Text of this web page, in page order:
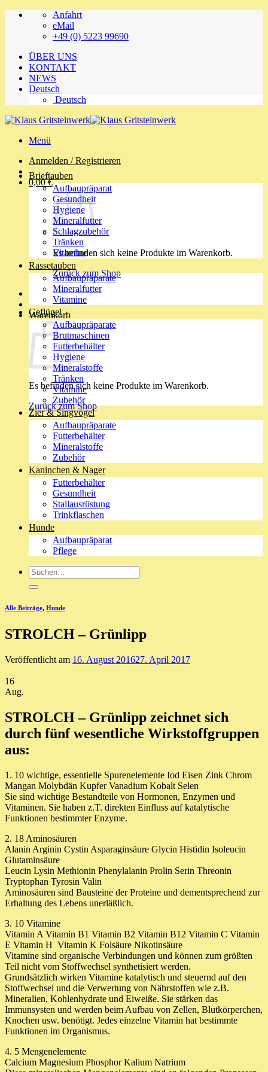
Zum
Anfahrt
eMail
+49 (0) 5223 99690
ÜBER UNS
KONTAKT
NEWS
Deutsch
Deutsch
Menü
Anmelden / Registrieren
0,00€
Es befinden sich keine Produkte im Warenkorb.
Zurück zum Shop
Warenkorb
Es befinden sich keine Produkte im Warenkorb.
Zurück zum Shop
Brieftauben
Aufbaupräparat
Gesundheit
Hygiene
Mineralfutter
Schlagzubehör
Tränken
Vitamine
Rassetauben
Aufbaupräparate
Mineralfutter
Vitamine
Geflügel
Aufbaupräparate
Brutmaschinen
Futterbehälter
Hygiene
Mineralstoffe
Tränken
Vitamine
Zubehör
Zier & Singvögel
Aufbaupräparate
Futterbehälter
Mineralstoffe
Zubehör
Kaninchen & Nager
Futterbehälter
Gesundheit
Stallausrüstung
Trinkflaschen
Hunde
Aufbaupräparat
Pflege
Suche
nach:
Alle Beiträge, Hunde
STROLCH – Grünlipp
Veröffentlicht am 16. August 201627. April 2017
16
Aug.
STROLCH – Grünlipp zeichnet sich
durch fünf wesentliche Wirkstoffgruppen
aus:
1. 10 wichtige, essentielle Spurenelemente Iod Eisen Zink Chrom
Mangan Molybdän Kupfer Vanadium Kobalt Selen
Sie sind wichtige Bestandteile von Hormonen, Enzymen und
Vitaminen. Sie haben z.T. direkten Einfluss auf katalytische
Funktionen bestimmter Enzyme.
2. 18 Aminosäuren
Alanin Arginin Cystin Asparaginsäure Glycin Histidin Isoleucin
Glutaminsäure
Leucin Lysin Methionin Phenylalanin Prolin Serin Threonin
Tryptophan Tyrosin Valin
Aminosäuren sind Bausteine der Proteine und dementsprechend zur
Erhaltung des Lebens unerläßlich.
3. 10 Vitamine
Vitamin A Vitamin B1 Vitamin B2 Vitamin B12 Vitamin C Vitamin
E Vitamin H Vitamin K Folsäure Nikotinsäure
Vitamine sind organische Verbindungen und können zum größten
Teil nicht vom Stoffwechsel synthetisiert werden.
Grundsätzlich wirken Vitamine katalytisch und steuernd auf den
Stoffwechsel und die Verwertung von Nährstoffen wie z.B.
Mineralien, Kohlenhydrate und Eiweiße. Sie stärken das
Immunsysten und werden beim Aufbau von Zellen, Blutkörperchen,
Knochen usw. benötigt. Jedes einzelne Vitamin hat bestimmte
Funktionen im Organismus.
4. 5 Mengenelemente
Calcium Magnesium Phosphor Kalium Natrium